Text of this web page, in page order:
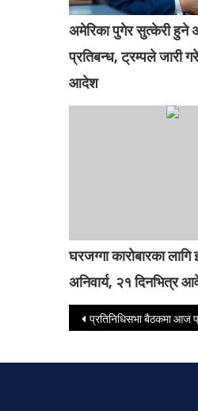
अमेरिका पुगेर सुत्केरी हुने
प्रतिबन्ध, ट्रम्पले जारी
आदेश
घरजग्गा कारोबारका
अनिवार्य, २१ दिनभित्र
Post
प्रतिनिधिसभा बैठकमा आज प्रधानमन्त्रीले नीति तथा कार्यक्रममाथि उठेका प्रश्नको